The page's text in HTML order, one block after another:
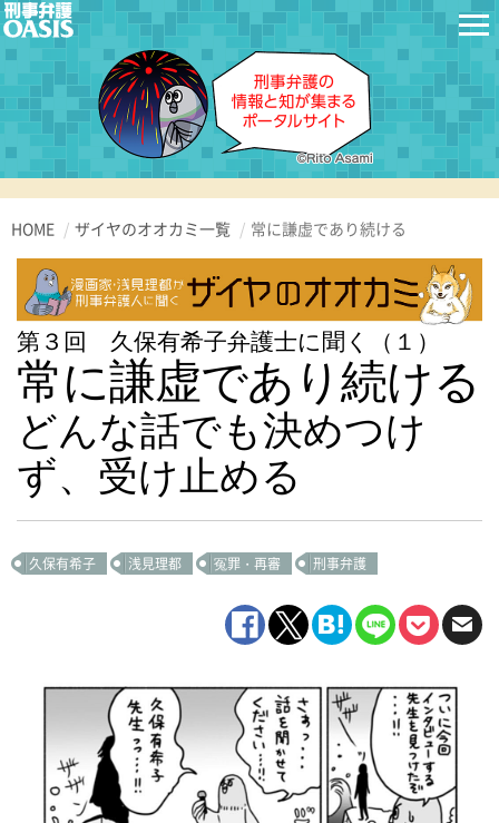
HOME ザイヤのオオカミ一覧 常に謙虚であり続ける
第３回 久保有希子弁護士に聞く（１）
常に謙虚であり続ける
どんな話でも決めつけ
ず、受け止める
久保有希子 浅見理都 冤罪・再審 刑事弁護